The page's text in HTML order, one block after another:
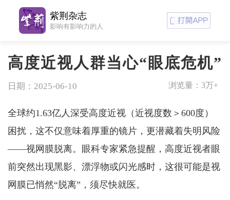
高度近视人群当心“眼底危机”
日期：2025-06-10 浏览量： 3万+
全球约1.63亿人深受高度近视（近视度数＞600度）
困扰，这不仅意味着厚重的镜片，更潜藏着失明风险
——视网膜脱离。眼科专家紧急提醒，高度近视者眼
前突然出现黑影、漂浮物或闪光感时，这很可能是视
网膜已悄然“脱离”，须尽快就医。
紫荆杂志
影响有影响力的人